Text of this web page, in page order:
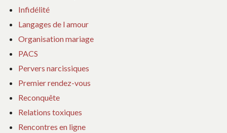
Infidélité
Langages de l amour
Organisation mariage
PACS
Pervers narcissiques
Premier rendez-vous
Reconquête
Relations toxiques
Rencontres en ligne